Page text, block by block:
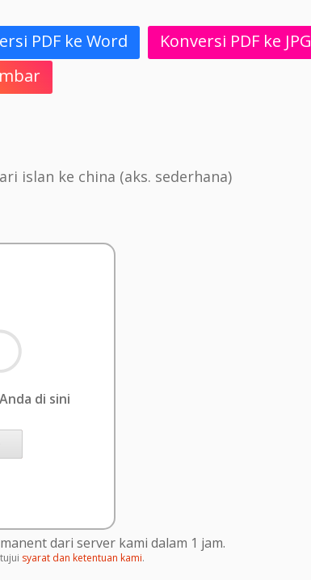
PDF ke Word Konversi PDF ke JPG
islan ke china (aks. sederhana)
di sini
dari server kami dalam 1 jam.
syarat dan ketentuan kami.